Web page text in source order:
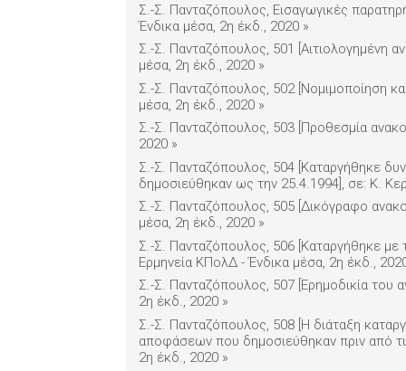
Σ.-Σ. Πανταζόπουλος, Εισαγωγικές
Ένδικα μέσα, 2η έκδ., 2020 »
Σ.-Σ. Πανταζόπουλος, 501 [Αιτιολογημένη
μέσα, 2η έκδ., 2020 »
Σ.-Σ. Πανταζόπουλος, 502 [Νομιμοποίηση
μέσα, 2η έκδ., 2020 »
Σ.-Σ. Πανταζόπουλος, 503 [Προθεσμία
2020 »
Σ.-Σ. Πανταζόπουλος, 504 [Καταργήθηκε
δημοσιεύθηκαν ως την 25.4.1994], σε: Κ.
Σ.-Σ. Πανταζόπουλος, 505 [Δικόγραφο
μέσα, 2η έκδ., 2020 »
Σ.-Σ. Πανταζόπουλος, 506 [Καταργήθηκε
Ερμηνεία ΚΠολΔ - Ένδικα μέσα, 2η έκδ.,
Σ.-Σ. Πανταζόπουλος, 507 [Ερημοδικία
2η έκδ., 2020 »
Σ.-Σ. Πανταζόπουλος, 508 [Η διάταξη
αποφάσεων που δημοσιεύθηκαν πριν από
2η έκδ., 2020 »